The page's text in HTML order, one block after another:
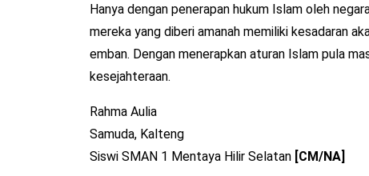
Hanya dengan penerapan hukum Islam oleh
mereka yang diberi amanah memiliki kesadaran
emban. Dengan menerapkan aturan Islam pula
kesejahteraan.
Rahma Aulia
Samuda, Kalteng
Siswi SMAN 1 Mentaya Hilir Selatan [CM/NA]